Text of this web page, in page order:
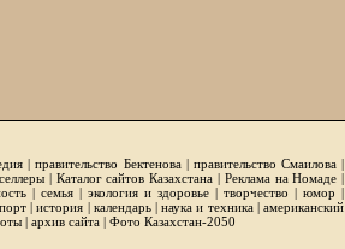
|правительство Бектенова| правительство Смаилова|
| Каталог сайтов Казахстана | Реклама на Номаде |
| семья | экология и здоровье | творчество | юмор |
|история | календарь|наука и техника|американский
| архив сайта | Фото Казахстан-2050